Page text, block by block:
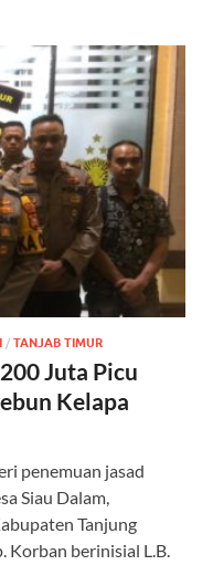
/ TANJAB TIMUR
Juta Picu
Kelapa
penemuan jasad
Siau Dalam,
Tanjung
Korban berinisial L.B.